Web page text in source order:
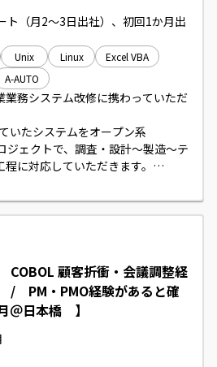
ト（月2〜3日出社）、初回1か月出
Unix Linux
Excel VBA
A-AUTO
業務システム改修に携わっていただ
いたシステムをオープン系
ジェクトで、調査・設計～製造～テ
に対応していただきます。
調整を行いながら、現行調査・解
る作業、ExcelVBA等によるツール
だきます。
顧客折衝・会議調整経
/ PM・PMO経験があると確
日本橋 】